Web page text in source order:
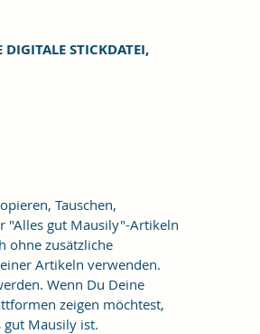
DIGITALE STICKDATEI,
Tauschen,
"Alles gut Mausily"-Artikeln
ohne zusätzliche
Artikeln verwenden.
Wenn Du Deine
zeigen möchtest,
gut Mausily ist.